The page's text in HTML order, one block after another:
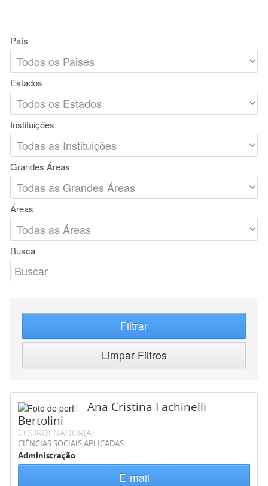
País
Estados
Instituições
Grandes Áreas
Áreas
Busca
Filtrar
Limpar Filtros
Ana Cristina Fachinelli
Bertolini
COORDENADOR(A)
CIÊNCIAS SOCIAIS APLICADAS
Administração
E-mail